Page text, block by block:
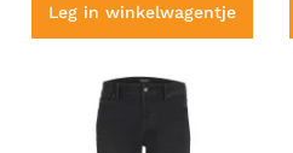
Leg in winkelwagentje